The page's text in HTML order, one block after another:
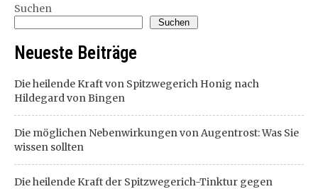
Suchen
Suchen
Neueste Beiträge
Die heilende Kraft von Spitzwegerich Honig nach
Hildegard von Bingen
Die möglichen Nebenwirkungen von Augentrost: Was Sie
wissen sollten
Die heilende Kraft der Spitzwegerich-Tinktur gegen